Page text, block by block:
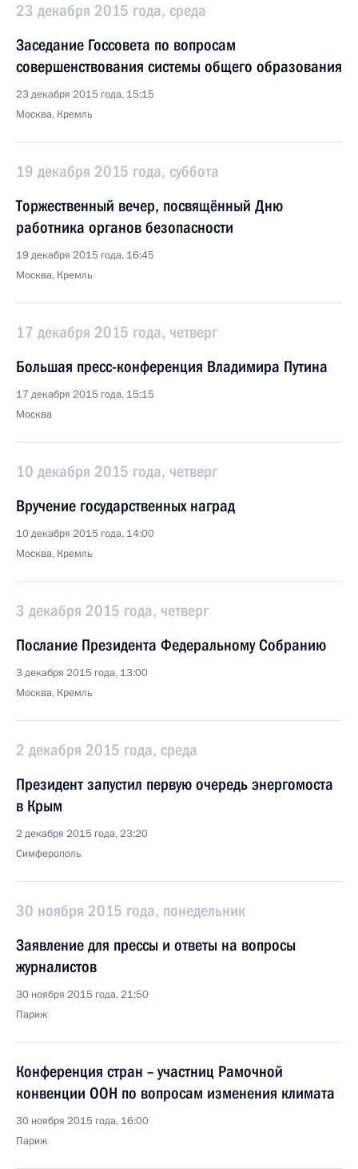
23 декабря 2015 года, среда
Заседание Госсовета по вопросам
совершенствования системы общего образования
23 декабря 2015 года, 15:15
Москва, Кремль
19 декабря 2015 года, суббота
Торжественный вечер, посвящённый Дню
работника органов безопасности
19 декабря 2015 года, 16:45
Москва, Кремль
17 декабря 2015 года, четверг
Большая пресс-конференция Владимира Путина
17 декабря 2015 года, 15:15
Москва
10 декабря 2015 года, четверг
Вручение государственных наград
10 декабря 2015 года, 14:00
Москва, Кремль
3 декабря 2015 года, четверг
Послание Президента Федеральному Собранию
3 декабря 2015 года, 13:00
Москва, Кремль
2 декабря 2015 года, среда
Президент запустил первую очередь энергомоста
в Крым
2 декабря 2015 года, 23:20
Симферополь
30 ноября 2015 года, понедельник
Заявление для прессы и ответы на вопросы
журналистов
30 ноября 2015 года, 21:50
Париж
Конференция стран – участниц Рамочной
конвенции ООН по вопросам изменения климата
30 ноября 2015 года, 16:00
Париж